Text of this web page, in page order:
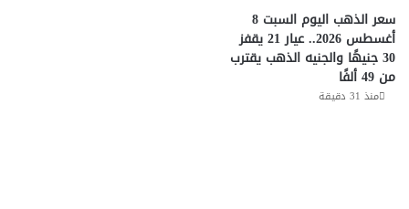
سعر الذهب اليوم السبت 8
أغسطس 2026.. عيار 21 يقفز
30 جنيهًا والجنيه الذهب يقترب
من 49 ألفًا
منذ 31 دقيقة